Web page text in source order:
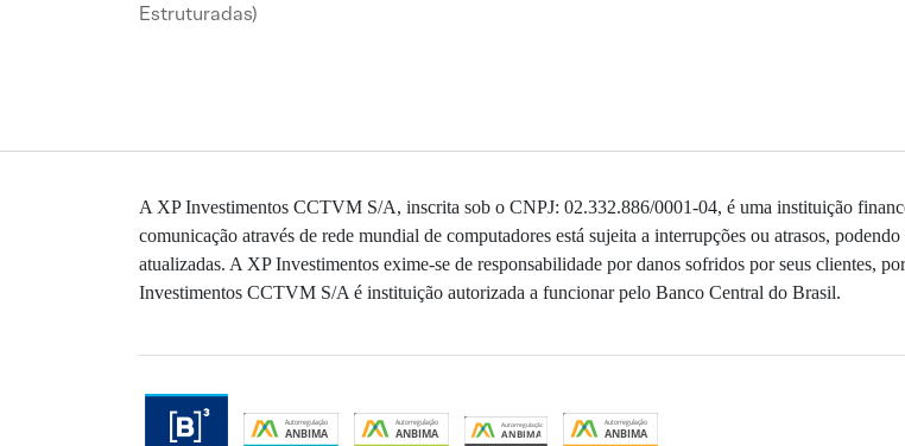
Estruturadas)
A XP Investimentos CCTVM S/A, inscrita sob o CNPJ: 02.332.886/0001-04, é uma instituição
comunicação através de rede mundial de computadores está sujeita a interrupções ou atrasos,
atualizadas. A XP Investimentos exime-se de responsabilidade por danos sofridos por seus clientes,
Investimentos CCTVM S/A é instituição autorizada a funcionar pelo Banco Central do Brasil.